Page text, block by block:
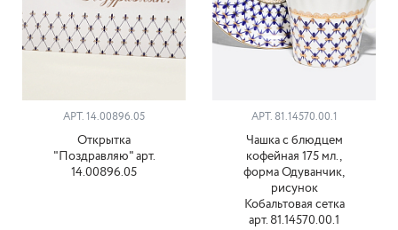
АРТ. 14.00896.05
Открытка
"Поздравляю" арт.
14.00896.05
АРТ. 81.14570.00.1
Чашка с блюдцем
кофейная 175 мл.,
форма Одуванчик,
рисунок
Кобальтовая сетка
арт. 81.14570.00.1